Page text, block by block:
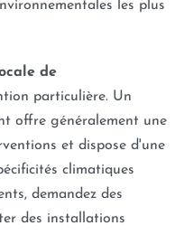
les plus
de
particulière. Un
offre généralement une
et dispose d'une
climatiques
demandez des
des installations